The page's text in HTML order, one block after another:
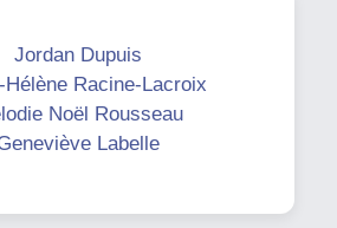
Jordan Dupuis
Hélène Racine-Lacroix
Noël Rousseau
Labelle